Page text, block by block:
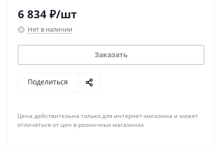
6 834 ₽/шт
Нет в наличии
Заказать
Поделиться
Цена действительна только для интернет-магазина и может
отличаться от цен в розничных магазинах